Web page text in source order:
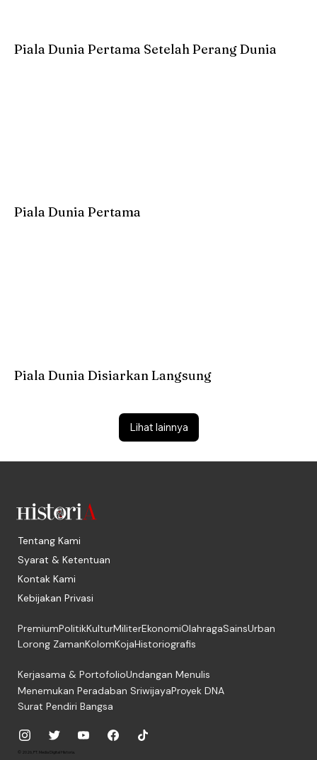
Lihat lainnya
Piala Dunia Pertama Setelah Perang Dunia
Piala Dunia Pertama
Piala Dunia Disiarkan Langsung
Tentang Kami
Syarat & Ketentuan
Kontak Kami
Kebijakan Privasi
PremiumPolitikKulturMiliterEkonomiOlahragaSainsUrban
Lorong ZamanKolomKojaHistoriografis
Kerjasama & PortofolioUndangan Menulis
Menemukan Peradaban SriwijayaProyek DNA
Surat Pendiri Bangsa
© 2026, PT. Media Digital Historia.